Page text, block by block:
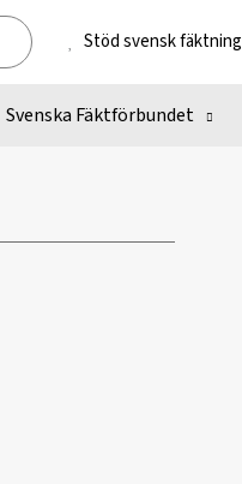
Stöd svensk fäktning
Svenska Fäktförbundet